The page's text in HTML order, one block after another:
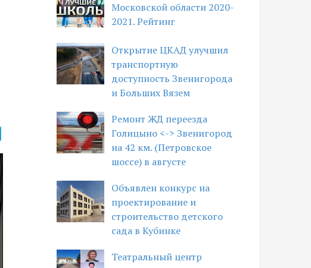
Московской области 2020-
2021. Рейтинг
Открытие ЦКАД улучшил
транспортную
доступность Звенигорода
и Больших Вязем
Ремонт ЖД переезда
Голицыно <-> Звенигород
на 42 км. (Петровское
шоссе) в августе
Объявлен конкурс на
проектирование и
строительство детского
сада в Кубинке
Театральный центр